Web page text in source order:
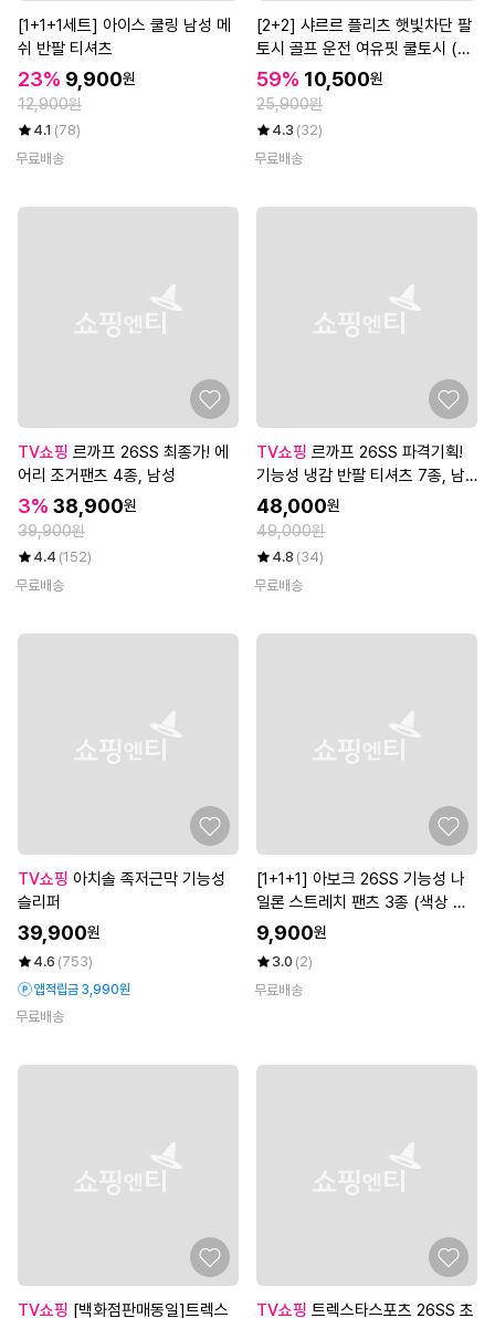
[1+1+1세트] 아이스 쿨링 남성 메
쉬 반팔 티셔츠
23% 9,900원
12,900원
4.1 (78)
무료배송
[2+2] 샤르르 플리츠 햇빛차단 팔
토시 골프 운전 여유핏 쿨토시 (총
4set/8개)
59% 10,500원
25,900원
4.3 (32)
무료배송
TV쇼핑
어리 조거팬츠 4종, 남성
3% 38,900원
39,900원
4.4 (152)
무료배송
TV쇼핑
기능성 냉감 반팔 티셔츠 7종, 남
성
48,000원
49,000원
4.8 (34)
무료배송
TV쇼핑
슬리퍼
39,900원
4.6 (753)
앱적립금 3,990원
무료배송
[1+1+1] 아보크 26SS 기능성 나
일론 스트레치 팬츠 3종 (색상 랜
덤배송, 남녀 선택)
9,900원
3.0 (2)
무료배송
TV쇼핑 TV쇼핑